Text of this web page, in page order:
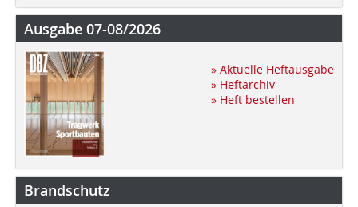
Ausgabe 07-08/2026
» Aktuelle Heftausgabe
» Heftarchiv
» Heft bestellen
Brandschutz